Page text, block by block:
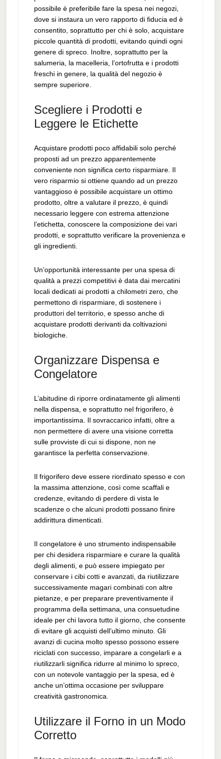
possibile è preferibile fare la spesa nei negozi,
dove si instaura un vero rapporto di fiducia ed è
consentito, soprattutto per chi è solo, acquistare
piccole quantità di prodotti, evitando quindi ogni
genere di spreco. Inoltre, soprattutto per la
salumeria, la macelleria, l’ortofrutta e i prodotti
freschi in genere, la qualità del negozio è
sempre superiore.
Scegliere i Prodotti e
Leggere le Etichette
Acquistare prodotti poco affidabili solo perché
proposti ad un prezzo apparentemente
conveniente non significa certo risparmiare. Il
vero risparmio si ottiene quando ad un prezzo
vantaggioso è possibile acquistare un ottimo
prodotto, oltre a valutare il prezzo, è quindi
necessario leggere con estrema attenzione
l’etichetta, conoscere la composizione dei vari
prodotti, e soprattutto verificare la provenienza e
gli ingredienti.
Un’opportunità interessante per una spesa di
qualità a prezzi competitivi è data dai mercatini
locali dedicati ai prodotti a chilometri zero, che
permettono di risparmiare, di sostenere i
produttori del territorio, e spesso anche di
acquistare prodotti derivanti da coltivazioni
biologiche.
Organizzare Dispensa e
Congelatore
L’abitudine di riporre ordinatamente gli alimenti
nella dispensa, e soprattutto nel frigorifero, è
importantissima. Il sovraccarico infatti, oltre a
non permettere di avere una visione corretta
sulle provviste di cui si dispone, non ne
garantisce la perfetta conservazione.
Il frigorifero deve essere riordinato spesso e con
la massima attenzione, così come scaffali e
credenze, evitando di perdere di vista le
scadenze o che alcuni prodotti possano finire
addirittura dimenticati.
Il congelatore è uno strumento indispensabile
per chi desidera risparmiare e curare la qualità
degli alimenti, e può essere impiegato per
conservare i cibi cotti e avanzati, da riutilizzare
successivamente magari combinati con altre
pietanze, e per preparare preventivamente il
programma della settimana, una consuetudine
ideale per chi lavora tutto il giorno, che consente
di evitare gli acquisti dell’ultimo minuto. Gli
avanzi di cucina molto spesso possono essere
riciclati con successo, imparare a congelarli e a
riutilizzarli significa ridurre al minimo lo spreco,
con un notevole vantaggio per la spesa, ed è
anche un’ottima occasione per sviluppare
creatività gastronomica.
Utilizzare il Forno in un Modo
Corretto